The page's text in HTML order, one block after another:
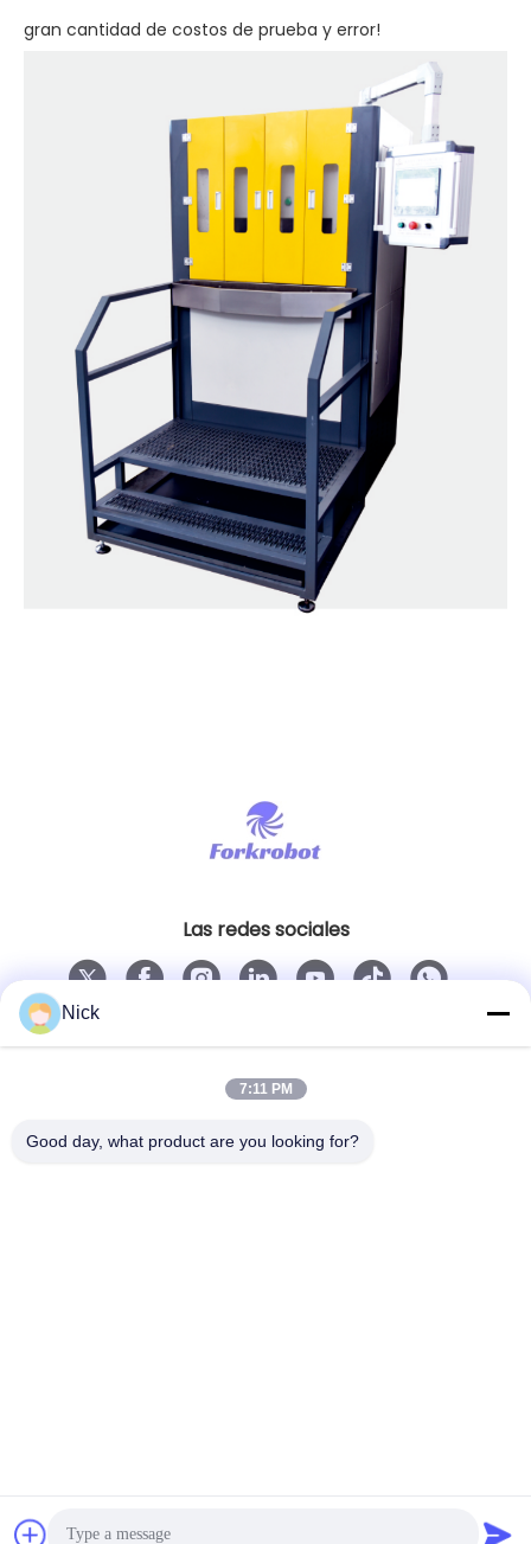
gran cantidad de costos de prueba y error!
Las redes sociales
El correo electrónico
google-site-
Nick
7:11 PM
Good day, what product are you looking for?